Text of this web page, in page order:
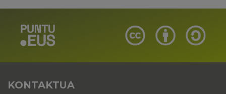
KONTAKTUA